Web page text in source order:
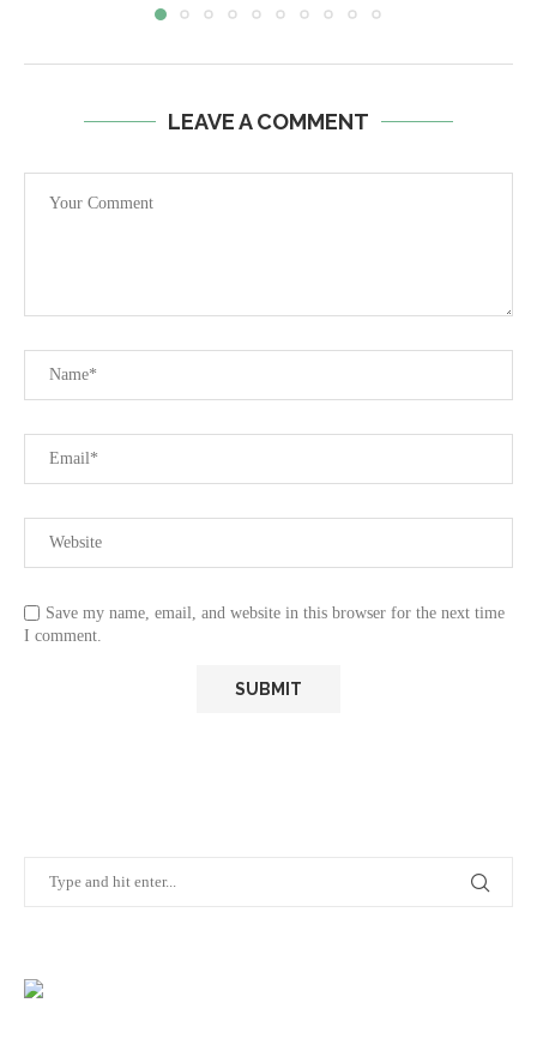
LEAVE A COMMENT
Save my name, email, and website in this browser for the next time
I comment.